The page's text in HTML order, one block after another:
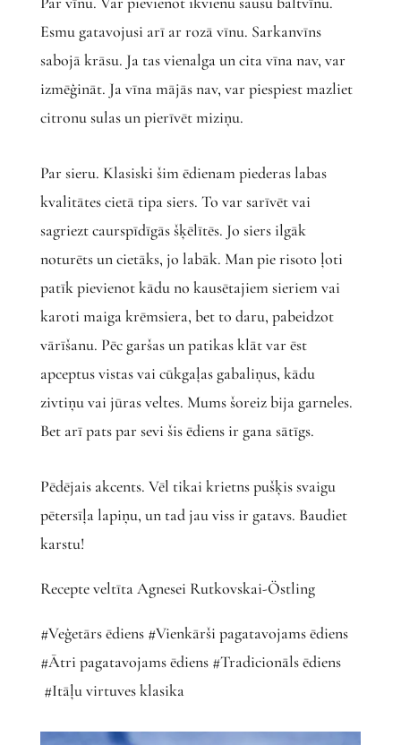
Esmu gatavojusi arī ar rozā vīnu. Sarkanvīns
sabojā krāsu. Ja tas vienalga un cita vīna nav, var
izmēģināt. Ja vīna mājās nav, var piespiest mazliet
citronu sulas un pierīvēt miziņu.
Par sieru. Klasiski šim ēdienam piederas labas
kvalitātes cietā tipa siers. To var sarīvēt vai
sagriezt caurspīdīgās šķēlītēs. Jo siers ilgāk
noturēts un cietāks, jo labāk. Man pie risoto ļoti
patīk pievienot kādu no kausētajiem sieriem vai
karoti maiga krēmsiera, bet to daru, pabeidzot
vārīšanu. Pēc garšas un patikas klāt var ēst
apceptus vistas vai cūkgaļas gabaliņus, kādu
zivtiņu vai jūras veltes. Mums šoreiz bija garneles.
Bet arī pats par sevi šis ēdiens ir gana sātīgs.
Pēdējais akcents. Vēl tikai krietns pušķis svaigu
pētersīļa lapiņu, un tad jau viss ir gatavs. Baudiet
karstu!
Recepte veltīta Agnesei Rutkovskai-Östling
#Veģetārs ēdiens #Vienkārši pagatavojams ēdiens
#Ātri pagatavojams ēdiens #Tradicionāls ēdiens
#Itāļu virtuves klasika